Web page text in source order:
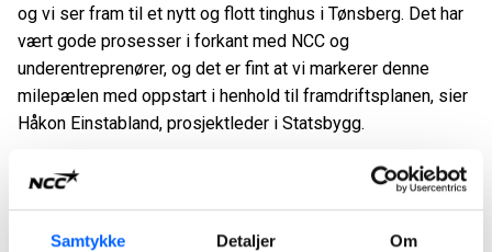
Samtykke Detaljer Om
og vi ser fram til et nytt og flott tinghus i Tønsberg. Det har
vært gode prosesser i forkant med NCC og
underentreprenører, og det er fint at vi markerer denne
milepælen med oppstart i henhold til framdriftsplanen, sier
Håkon Einstabland, prosjektleder i Statsbygg.
Kontrakten med Statsbygg har en verdi på ca 170 millioner
norske kroner.